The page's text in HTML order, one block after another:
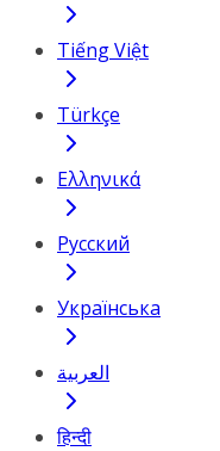
Tiếng Việt
Türkçe
Ελληνικά
Русский
Українська
العربية
हिन्दी